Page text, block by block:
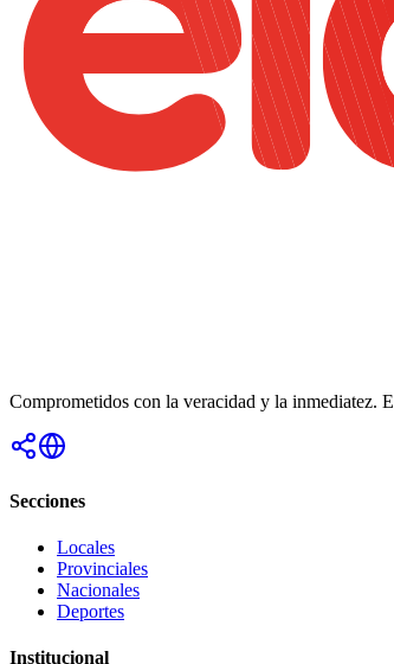
Comprometidos con la veracidad y la inmediatez.
Secciones
Locales
Provinciales
Nacionales
Deportes
Institucional